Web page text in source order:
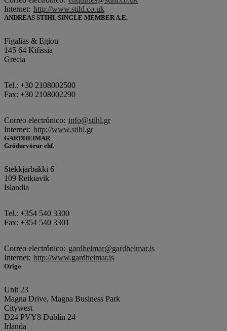
Internet: http://www.stihl.co.uk
ANDREAS STIHL SINGLE MEMBER A.E.
Figalias & Egiou
145 64 Kifissia
Grecia
Tel.: +30 2108002500
Fax: +30 2108002290
Correo electrónico: info@stihl.gr
Internet: http://www.stihl.gr
GARDHEIMAR
Gródurvörur ehf.
Stekkjarbakki 6
109 Reikiavik
Islandia
Tel.: +354 540 3300
Fax: +354 540 3301
Correo electrónico: gardheimar@gardheimar.is
Internet: http://www.gardheimar.is
Origo
Unit 23
Magna Drive, Magna Business Park
Citywest
D24 PVY8 Dublín 24
Irlanda